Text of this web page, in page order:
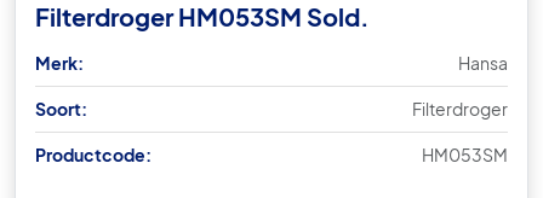
Filterdroger HM053SM Sold.
Merk: Hansa
Soort: Filterdroger
Productcode: HM053SM